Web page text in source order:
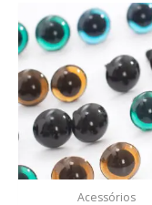
Acessórios